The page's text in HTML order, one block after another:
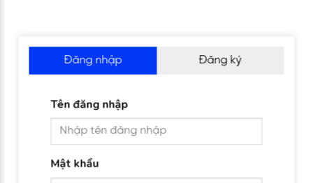
Đăng nhập Đăng ký
Tên đăng nhập
Mật khẩu